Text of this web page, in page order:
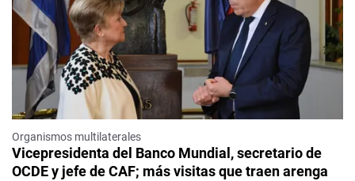
Organismos multilaterales
Vicepresidenta del Banco Mundial, secretario de
OCDE y jefe de CAF; más visitas que traen arenga